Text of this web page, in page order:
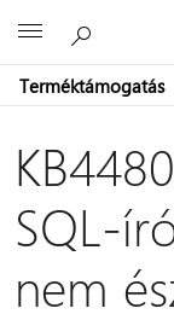
Terméktámogatás
SQL-
nem